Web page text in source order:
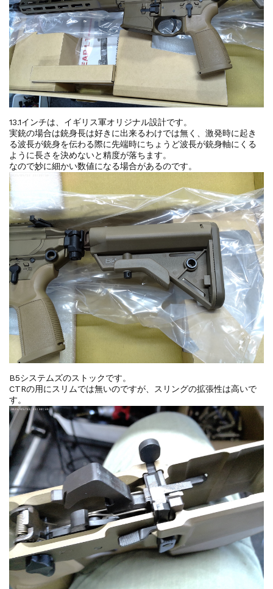
13.1インチは、イギリス軍オリジナル設計です。
実銃の場合は銃身長は好きに出来るわけでは無く、激発時に起き
る波長が銃身を伝わる際に先端時にちょうど波長が銃身軸にくる
ように長さを決めないと精度が落ちます。
なので妙に細かい数値になる場合があるのです。
B5システムズのストックです。
CTRの用にスリムでは無いのですが、スリングの拡張性は高いで
す。